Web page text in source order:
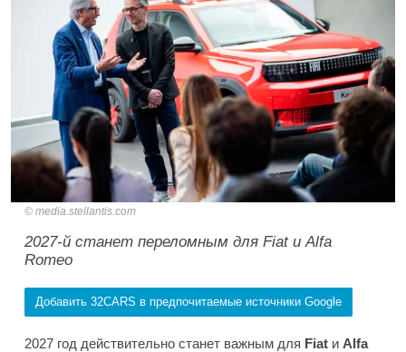
media.stellantis.com
2027-й станет переломным для Fiat и Alfa
Romeo
Добавить 32CARS в предпочитаемые источники Google
2027 год действительно станет важным для Fiat и Alfa